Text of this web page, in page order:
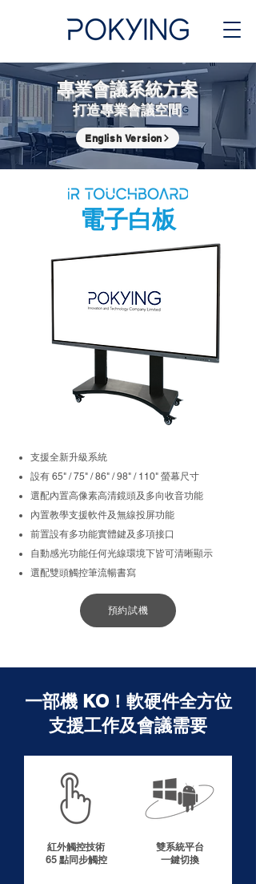
專業會議系統方案
打造專業會議空間
English Version
電子白板
支援全新升級系統
設有 65" / 75" / 86" / 98" / 110" 螢幕尺寸
選配內置高像素高清鏡頭及多向收音功能
內置教學支援軟件及無線投屏功能
前置設有多功能實體鍵及多項接口
自動感光功能任何光線環境下皆可清晰顯示
選配雙頭觸控筆流暢書寫
預約試機
一部機 KO！軟硬件全方位
支援工作及會議需要
紅外觸控技術
65 點同步觸控
雙系統平台
​一鍵切換